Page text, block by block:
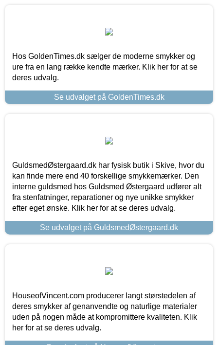
Hos GoldenTimes.dk sælger de moderne smykker og
ure fra en lang række kendte mærker. Klik her for at se
deres udvalg.
Se udvalget på GoldenTimes.dk
GuldsmedØstergaard.dk har fysisk butik i Skive, hvor du
kan finde mere end 40 forskellige smykkemærker. Den
interne guldsmed hos Guldsmed Østergaard udfører alt
fra stenfatninger, reparationer og nye unikke smykker
efter eget ønske. Klik her for at se deres udvalg.
Se udvalget på GuldsmedØstergaard.dk
HouseofVincent.com producerer langt størstedelen af
deres smykker af genanvendte og naturlige materialer
uden på nogen måde at kompromittere kvaliteten. Klik
her for at se deres udvalg.